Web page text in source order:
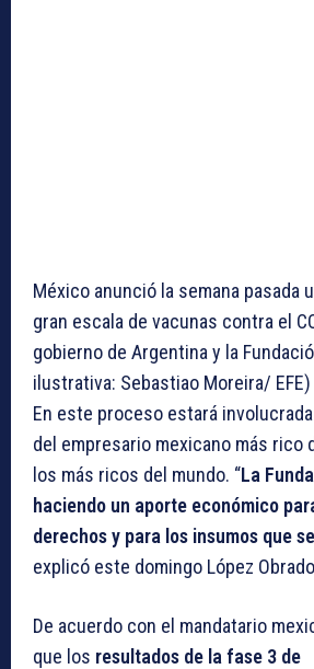
México anunció la semana pasada
gran escala de vacunas contra el
gobierno de Argentina y la
ilustrativa: Sebastiao Moreira/ EFE)
En este proceso estará
del empresario mexicano más rico
los más ricos del mundo. “La
haciendo un aporte económico
derechos y para los insumos que
explicó este domingo López
De acuerdo con el mandatario
que los resultados de la fase 3 de